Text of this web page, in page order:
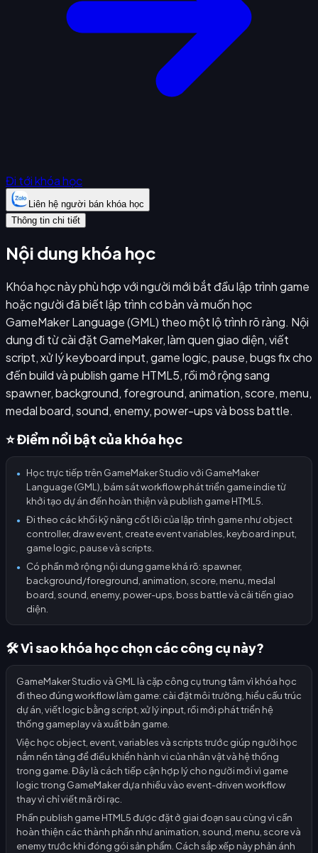
Đi tới khóa học
Liên hệ người bán khóa học
Thông tin chi tiết
Nội dung khóa học
Khóa học này phù hợp với người mới bắt đầu lập trình game
hoặc người đã biết lập trình cơ bản và muốn học
GameMaker Language (GML) theo một lộ trình rõ ràng. Nội
dung đi từ cài đặt GameMaker, làm quen giao diện, viết
script, xử lý keyboard input, game logic, pause, bugs fix cho
đến build và publish game HTML5, rồi mở rộng sang
spawner, background, foreground, animation, score, menu,
medal board, sound, enemy, power-ups và boss battle.
⭐ Điểm nổi bật của khóa học
●
Học trực tiếp trên GameMaker Studio với GameMaker
Language (GML), bám sát workflow phát triển game indie từ
khởi tạo dự án đến hoàn thiện và publish game HTML5.
●
Đi theo các khối kỹ năng cốt lõi của lập trình game như object
controller, draw event, create event variables, keyboard input,
game logic, pause và scripts.
●
Có phần mở rộng nội dung game khá rõ: spawner,
background/foreground, animation, score, menu, medal
board, sound, enemy, power-ups, boss battle và cải tiến giao
diện.
🛠️ Vì sao khóa học chọn các công cụ này?
GameMaker Studio và GML là cặp công cụ trung tâm vì khóa học
đi theo đúng workflow làm game: cài đặt môi trường, hiểu cấu trúc
dự án, viết logic bằng script, xử lý input, rồi mới phát triển hệ
thống gameplay và xuất bản game.
Việc học object, event, variables và scripts trước giúp người học
nắm nền tảng để điều khiển hành vi của nhân vật và hệ thống
trong game. Đây là cách tiếp cận hợp lý cho người mới vì game
logic trong GameMaker dựa nhiều vào event-driven workflow
thay vì chỉ viết mã rời rạc.
Phần publish game HTML5 được đặt ở giai đoạn sau cùng vì cần
hoàn thiện các thành phần như animation, sound, menu, score và
enemy trước khi đóng gói sản phẩm. Cách sắp xếp này phản ánh